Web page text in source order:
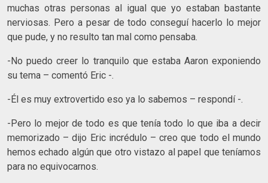
muchas otras personas al igual que yo estaban bastante
nerviosas. Pero a pesar de todo conseguí hacerlo lo mejor
que pude, y no resulto tan mal como pensaba.
-No puedo creer lo tranquilo que estaba Aaron exponiendo
su tema – comentó Eric -.
-Él es muy extrovertido eso ya lo sabemos – respondí -.
-Pero lo mejor de todo es que tenía todo lo que iba a decir
memorizado – dijo Eric incrédulo – creo que todo el mundo
hemos echado algún que otro vistazo al papel que teníamos
para no equivocarnos.